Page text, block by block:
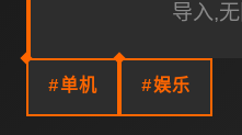
导入,
#单机 #娱乐